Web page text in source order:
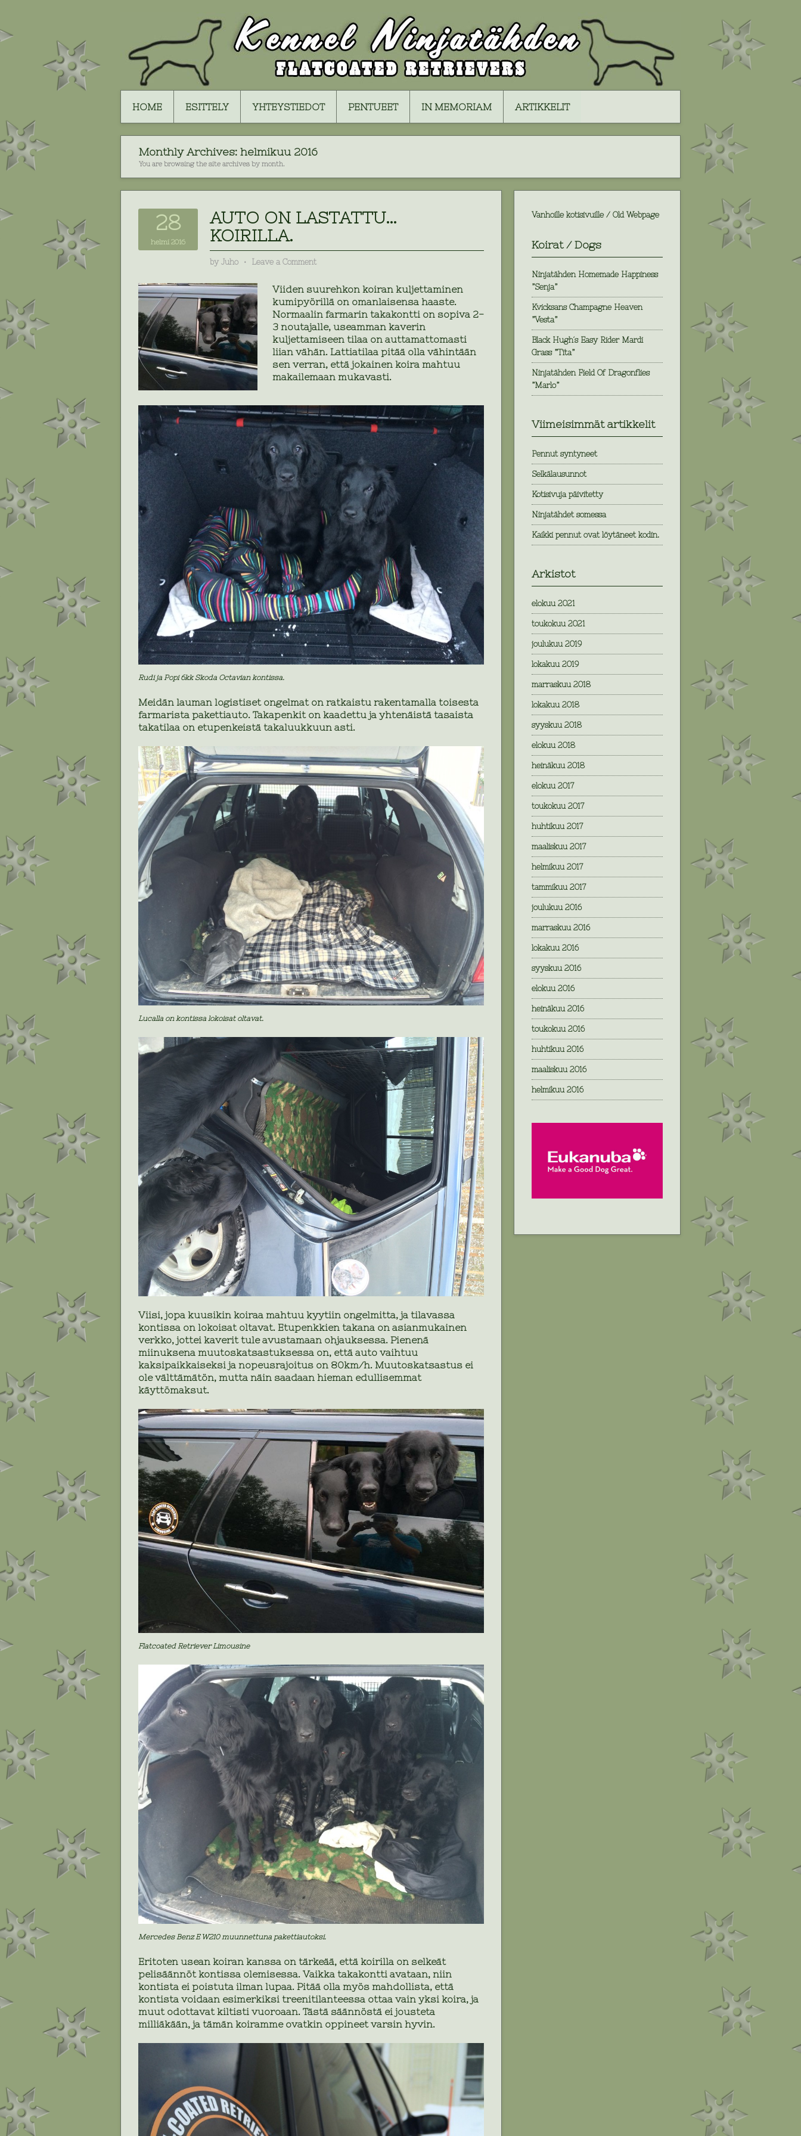
HOME ESITTELY YHTEYSTIEDOT PENTUEET IN MEMORIAM ARTIKKELIT
Monthly Archives: helmikuu 2016
You are browsing the site archives by month.
28
helmi 2016
AUTO ON LASTATTU…
KOIRILLA.
by Juho ⋅ Leave a Comment
Viiden suurehkon koiran kuljettaminen
kumipyörillä on omanlaisensa haaste.
Normaalin farmarin takakontti on sopiva 2-
3 noutajalle, useamman kaverin
kuljettamiseen tilaa on auttamattomasti
liian vähän. Lattiatilaa pitää olla vähintään
sen verran, että jokainen koira mahtuu
makailemaan mukavasti.
Rudi ja Popi 6kk Skoda Octavian kontissa.
Meidän lauman logistiset ongelmat on ratkaistu rakentamalla toisesta
farmarista pakettiauto. Takapenkit on kaadettu ja yhtenäistä tasaista
takatilaa on etupenkeistä takaluukkuun asti.
Lucalla on kontissa lokoisat oltavat.
Viisi, jopa kuusikin koiraa mahtuu kyytiin ongelmitta, ja tilavassa
kontissa on lokoisat oltavat. Etupenkkien takana on asianmukainen
verkko, jottei kaverit tule avustamaan ohjauksessa. Pienenä
miinuksena muutoskatsastuksessa on, että auto vaihtuu
kaksipaikkaiseksi ja nopeusrajoitus on 80km/h. Muutoskatsastus ei
ole välttämätön, mutta näin saadaan hieman edullisemmat
käyttömaksut.
Flatcoated Retriever Limousine
Mercedes Benz E W210 muunnettuna pakettiautoksi.
Eritoten usean koiran kanssa on tärkeää, että koirilla on selkeät
pelisäännöt kontissa olemisessa. Vaikka takakontti avataan, niin
kontista ei poistuta ilman lupaa. Pitää olla myös mahdollista, että
kontista voidaan esimerkiksi treenitilanteessa ottaa vain yksi koira, ja
muut odottavat kiltisti vuoroaan. Tästä säännöstä ei jousteta
milliäkään, ja tämän koiramme ovatkin oppineet varsin hyvin.
Vanhoille kotisivuille / Old Webpage
Koirat / Dogs
Ninjatähden Homemade Happiness
”Senja”
Kvicksans Champagne Heaven
”Vesta”
Black Hugh´s Easy Rider Mardi
Grass ”Tita”
Ninjatähden Field Of Dragonflies
”Marlo”
Viimeisimmät artikkelit
Pennut syntyneet
Selkälausunnot
Kotisivuja päivitetty
Ninjatähdet somessa
Kaikki pennut ovat löytäneet kodin.
Arkistot
elokuu 2021
toukokuu 2021
joulukuu 2019
lokakuu 2019
marraskuu 2018
lokakuu 2018
syyskuu 2018
elokuu 2018
heinäkuu 2018
elokuu 2017
toukokuu 2017
huhtikuu 2017
maaliskuu 2017
helmikuu 2017
tammikuu 2017
joulukuu 2016
marraskuu 2016
lokakuu 2016
syyskuu 2016
elokuu 2016
heinäkuu 2016
toukokuu 2016
huhtikuu 2016
maaliskuu 2016
helmikuu 2016